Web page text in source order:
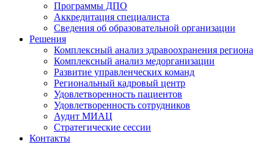
Программы ДПО
Аккредитация специалиста
Сведения об образовательной организации
Решения
Комплексный анализ здравоохранения региона
Комплексный анализ медорганизации
Развитие управленческих команд
Региональный кадровый центр
Удовлетворенность пациентов
Удовлетворенность сотрудников
Аудит МИАЦ
Стратегические сессии
Контакты